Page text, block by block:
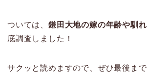
ついては、 鎌田大地の嫁の年齢や馴
底調査しました！
サクッと読めますので、ぜひ最後ま